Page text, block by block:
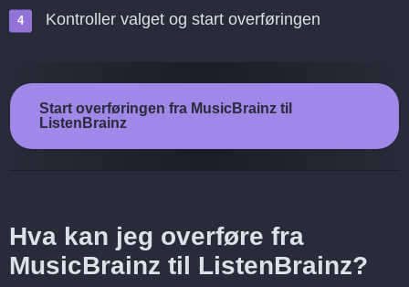
Kontroller valget og start overføringen
Start overføringen fra MusicBrainz til
ListenBrainz
Hva kan jeg overføre fra
MusicBrainz til ListenBrainz?